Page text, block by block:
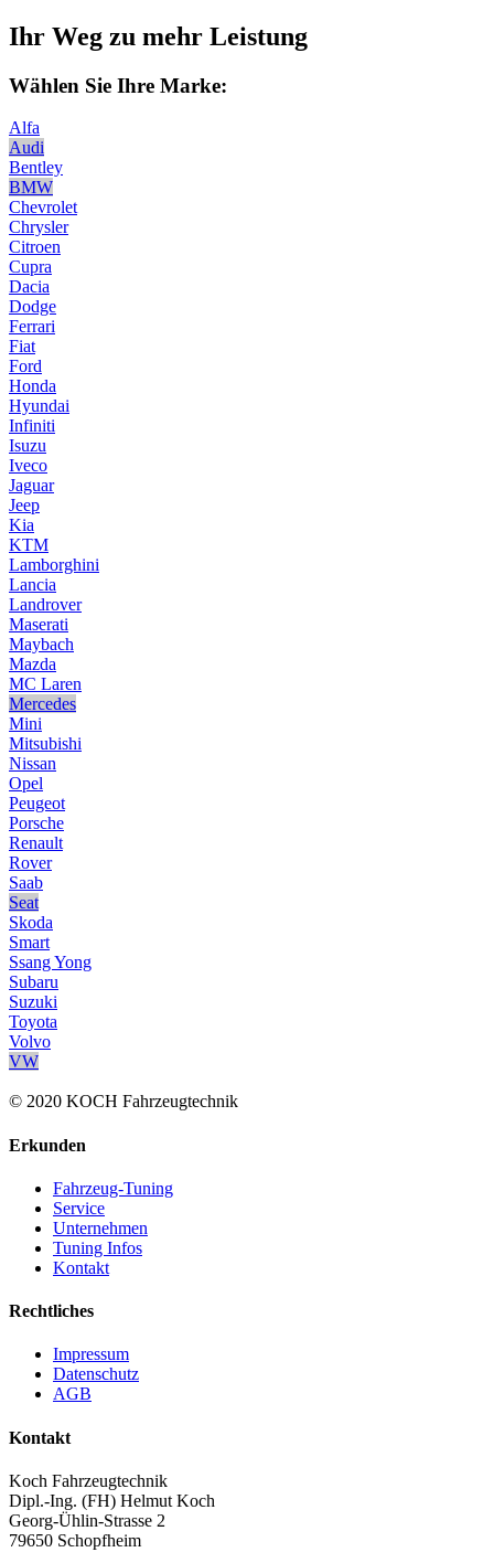
Ihr Weg zu mehr Leistung
Wählen Sie Ihre Marke:
Alfa
Audi
Bentley
BMW
Chevrolet
Chrysler
Citroen
Cupra
Dacia
Dodge
Ferrari
Fiat
Ford
Honda
Hyundai
Infiniti
Isuzu
Iveco
Jaguar
Jeep
Kia
KTM
Lamborghini
Lancia
Landrover
Maserati
Maybach
Mazda
MC Laren
Mercedes
Mini
Mitsubishi
Nissan
Opel
Peugeot
Porsche
Renault
Rover
Saab
Seat
Skoda
Smart
Ssang Yong
Subaru
Suzuki
Toyota
Volvo
VW
© 2020 KOCH Fahrzeugtechnik
Erkunden
Fahrzeug-Tuning
Service
Unternehmen
Tuning Infos
Kontakt
Rechtliches
Impressum
Datenschutz
AGB
Kontakt
Koch Fahrzeugtechnik
Dipl.-Ing. (FH) Helmut Koch
Georg-Ühlin-Strasse 2
79650 Schopfheim